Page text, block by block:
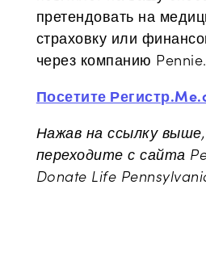
претендовать на
страховку или
через компанию Pennie.
Посетите
Нажав на ссылку
переходите с сайта
Donate Life